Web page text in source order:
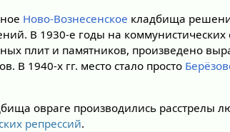
Ново-Вознесенское кладбища
В 1930-е годы на коммунистических
плит и памятников, произведено
В 1940-х гг. место стало просто
овраге производились расстрелы
репрессий.